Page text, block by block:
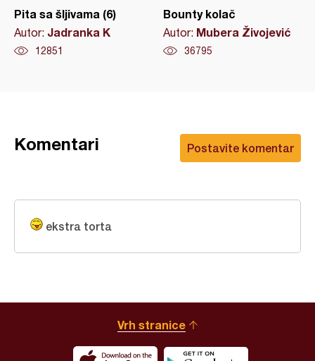
Pita sa šljivama (6)
Autor: Jadranka K
12851
Bounty kolač
Autor: Mubera Živojević
36795
Postavite komentar
Komentari
ekstra torta
Vrh stranice